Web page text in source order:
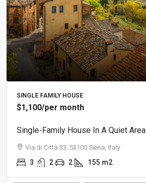
SINGLE FAMILY HOUSE
$1,100/per month
Single-Family House In A Quiet Area
Via di Città 33, 53100 Siena, Italy
3 2 2 155 m2